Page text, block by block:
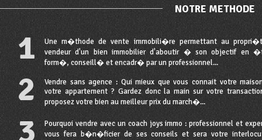
NOTRE METHODE
1
Une m�thode de vente immobili�re permettant au
vendeur d'un bien immobilier d'aboutir � son objectif en
form�, conseill� et encadr� par un professionnel...
2
Vendre sans agence : Qui mieux que vous connait votre
votre appartement ? Gardez donc la main sur votre
proposez votre bien au meilleur prix du march�...
3
Pourquoi vendre avec un coach joys immo : professionnel et
vous fera b�n�ficier de ses conseils et sera votre